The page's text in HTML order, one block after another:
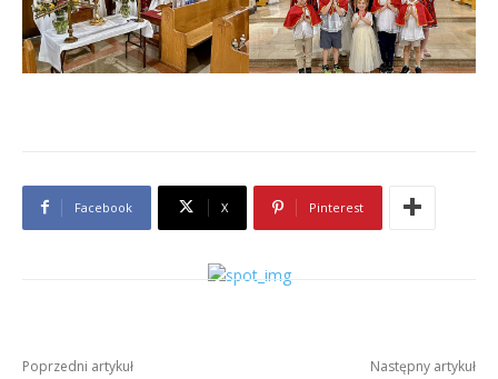
Facebook X Pinterest
Poprzedni artykuł Następny artykuł